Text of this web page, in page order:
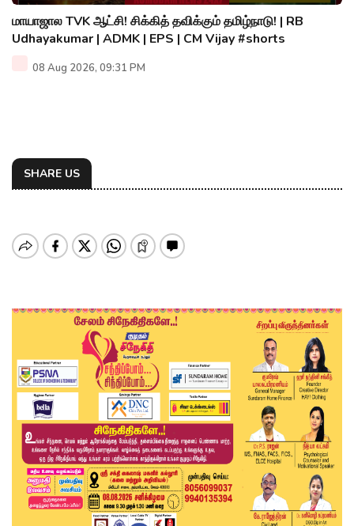
மாயாஜால TVK ஆட்சி! சிக்கித் தவிக்கும் தமிழ்நாடு! | RB
Udhayakumar | ADMK | EPS | CM Vijay #shorts
08 Aug 2026, 09:31 PM
SHARE US